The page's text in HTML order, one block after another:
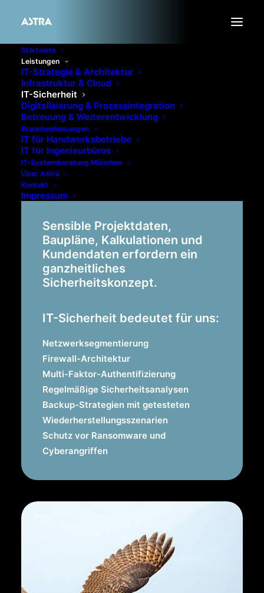
Startseite
Leistungen
IT-Strategie & Architektur
Infrastruktur & Cloud
IT-Sicherheit
Digitalisierung & Prozessintegration
Betreuung & Weiterentwicklung
Branchenloesungen
IT für Handwerksbetriebe
IT für Ingenieurbüros
IT-Systemberatung München
Über Astra
Kontakt
Impressum
IT-Sicherheit als
strategischer Bestandteil
Sensible Projektdaten,
Baupläne, Kalkulationen und
Kundendaten erfordern ein
ganzheitliches
Sicherheitskonzept.
IT-Sicherheit bedeutet für uns:
Netzwerksegmentierung
Firewall-Architektur
Multi-Faktor-Authentifizierung
Regelmäßige Sicherheitsanalysen
Backup-Strategien mit getesteten
Wiederherstellungsszenarien
Schutz vor Ransomware und
Cyberangriffen